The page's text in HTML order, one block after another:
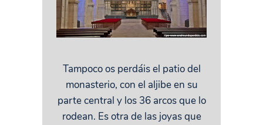
Tampoco os perdáis el patio del
monasterio, con el aljibe en su
parte central y los 36 arcos que lo
rodean. Es otra de las joyas que